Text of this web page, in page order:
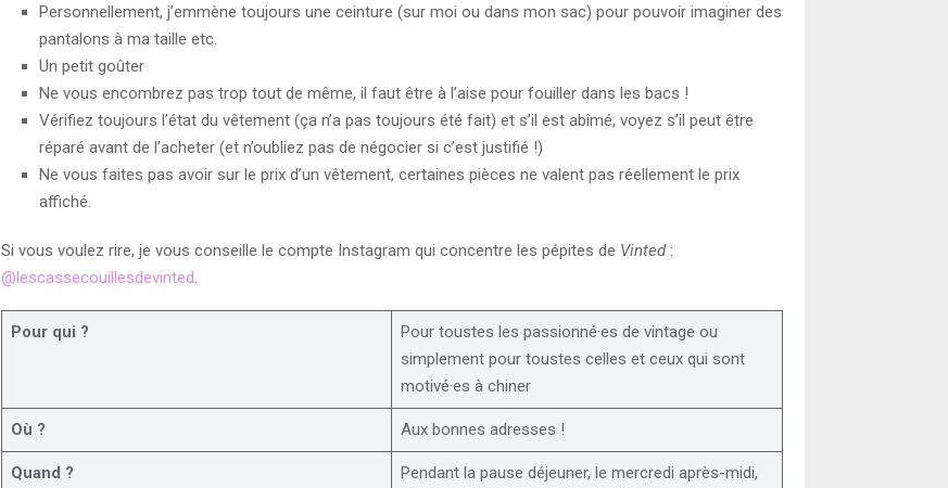
Personnellement, j’emmène toujours une ceinture (sur moi ou dans mon sac) pour pouvoir imaginer des
pantalons à ma taille etc.
Un petit goûter
Ne vous encombrez pas trop tout de même, il faut être à l’aise pour fouiller dans les bacs !
Vérifiez toujours l’état du vêtement (ça n’a pas toujours été fait) et s’il est abîmé, voyez s’il peut être
réparé avant de l’acheter (et n’oubliez pas de négocier si c’est justifié !)
Ne vous faites pas avoir sur le prix d’un vêtement, certaines pièces ne valent pas réellement le prix
affiché.
Si vous voulez rire, je vous conseille le compte Instagram qui concentre les pépites de Vinted:
@lescassecouillesdevinted
Pour qui ?
Pour toustes les passionné·es de vintage ou
simplement pour toustes celles et ceux qui sont
motivé·es à chiner
Où ? Aux bonnes adresses !
Quand ?
Pendant la pause déjeuner, le mercredi après-midi,